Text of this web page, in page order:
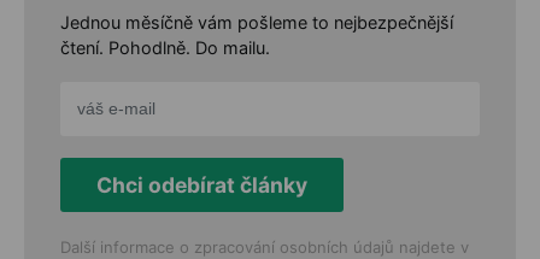
Jednou měsíčně vám pošleme to nejbezpečnější
čtení. Pohodlně. Do mailu.
Chci odebírat články
Další informace o zpracování osobních údajů najdete v